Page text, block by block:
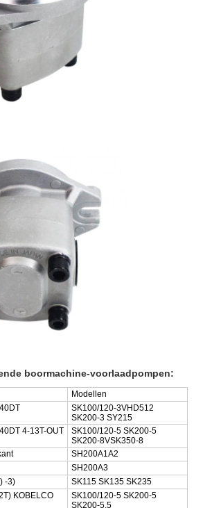
boormachine-voorlaadpompen:
Modellen
SK100/120-3VHD512
SK200-3 SY215
4-13T-OUT
SK100/120-5 SK200-5
SK200-8VSK350-8
SH200A1A2
SH200A3
-3)
SK115 SK135 SK235
KOBELCO
SK100/120-5 SK200-5
SK200-5.5